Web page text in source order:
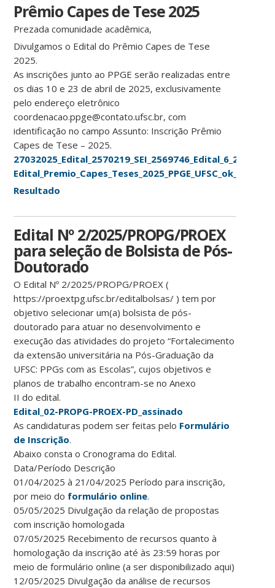
Prêmio Capes de Tese 2025
Prezada comunidade acadêmica,
Divulgamos o Edital do Prêmio Capes de Tese
2025.
As inscrições junto ao PPGE serão realizadas entre
os dias 10 e 23 de abril de 2025, exclusivamente
pelo endereço eletrônico
coordenacao.ppge@contato.ufsc.br, com
identificação no campo Assunto: Inscrição Prêmio
Capes de Tese – 2025.
27032025_Edital_2570219_SEI_2569746_Edital_6_2025
Resultado
Edital Nº 2/2025/PROPG/PROEX
para seleção de Bolsista de Pós-
Doutorado
O Edital Nº 2/2025/PROPG/PROEX (
https://proextpg.ufsc.br/editalbolsas/ ) tem por
objetivo selecionar um(a) bolsista de pós-
doutorado para atuar no desenvolvimento e
execução das atividades do projeto “Fortalecimento
da extensão universitária na Pós-Graduação da
UFSC: PPGs com as Escolas”, cujos objetivos e
planos de trabalho encontram-se no Anexo
II do edital.
Edital_02-PROPG-PROEX-PD_assinado
As candidaturas podem ser feitas pelo Formulário
de Inscrição.
Abaixo consta o Cronograma do Edital.
Data/Período Descrição
01/04/2025 à 21/04/2025 Período para inscrição,
por meio do formulário online.
05/05/2025 Divulgação da relação de propostas
com inscrição homologada
07/05/2025 Recebimento de recursos quanto à
homologação da inscrição até às 23:59 horas por
meio de formulário online (a ser disponibilizado aqui)
12/05/2025 Divulgação da análise de recursos